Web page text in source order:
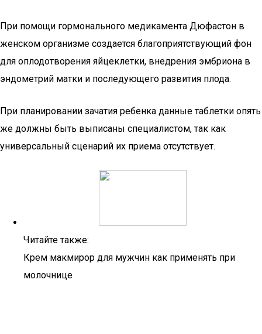
При помощи гормонального медикамента Дюфастон в
женском организме создается благоприятствующий фон
для оплодотворения яйцеклетки, внедрения эмбриона в
эндометрий матки и последующего развития плода.
При планировании зачатия ребенка данные таблетки опять
же должны быть выписаны специалистом, так как
универсальный сценарий их приема отсутствует.
Читайте также:
Крем макмирор для мужчин как применять при
молочнице